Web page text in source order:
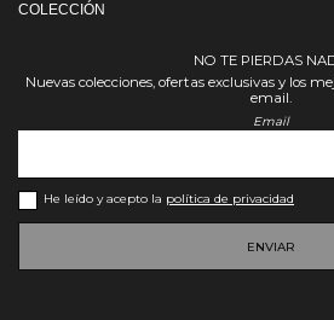
COLECCIÓN
NO TE PIERDAS
Nuevas colecciones, ofertas exclusivas y los
email.
Email
He leído y acepto la política de privacidad
ENVIAR